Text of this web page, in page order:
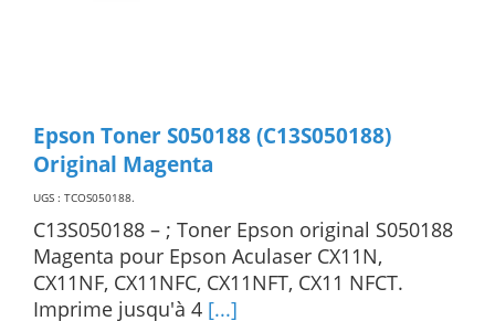
Epson Toner S050188 (C13S050188)
Original Magenta
UGS : TCOS050188.
C13S050188 – ; Toner Epson original S050188
Magenta pour Epson Aculaser CX11N,
CX11NF, CX11NFC, CX11NFT, CX11 NFCT.
Imprime jusqu'à 4 [...]